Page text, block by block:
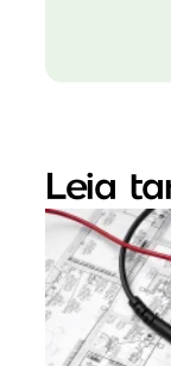
Leia